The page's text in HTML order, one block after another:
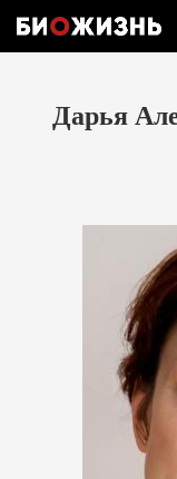
Дарья